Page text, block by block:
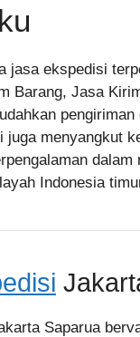
jasa ekspedisi
Barang, Jasa
juga menyangkut
Indonesia
Saparua